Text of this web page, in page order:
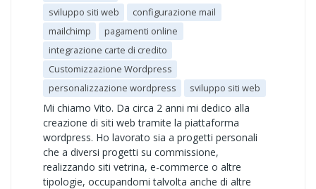
sviluppo siti web
configurazione mail
mailchimp
pagamenti online
integrazione carte di credito
Customizzazione Wordpress
personalizzazione wordpress
sviluppo siti web
Mi chiamo Vito. Da circa 2 anni mi dedico alla
creazione di siti web tramite la piattaforma
wordpress. Ho lavorato sia a progetti personali
che a diversi progetti su commissione,
realizzando siti vetrina, e-commerce o altre
tipologie, occupandomi talvolta anche di altre